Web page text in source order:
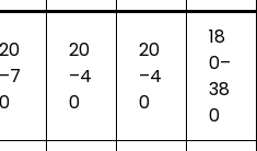
20
–7
0
20
–4
0
20
–4
0
18
0–
38
0